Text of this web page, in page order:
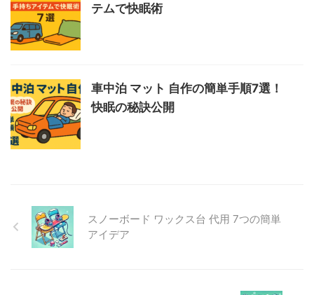
テムで快眠術
車中泊 マット 自作の簡単手順7選！
快眠の秘訣公開
スノーボード ワックス台 代用 7つの簡単
アイデア